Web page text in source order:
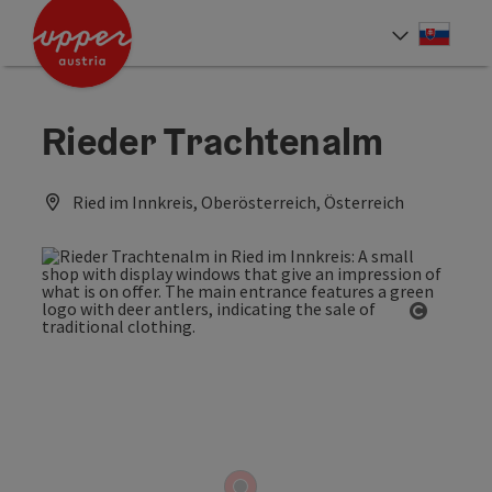
Accesskey
Accesskey
Rieder Trachtenalm
Ried im Innkreis, Oberösterreich, Österreich